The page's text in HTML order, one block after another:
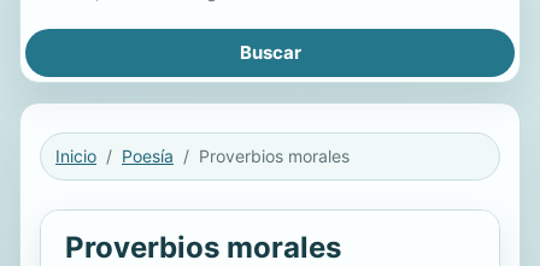
Inicio Poesía Proverbios morales
Proverbios morales